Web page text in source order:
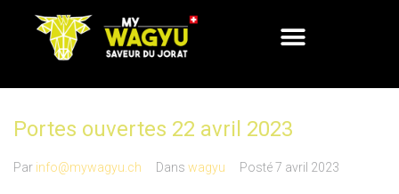
Portes ouvertes 22 avril 2023
Par info@mywagyu.ch Dans wagyu Posté7 avril 2023